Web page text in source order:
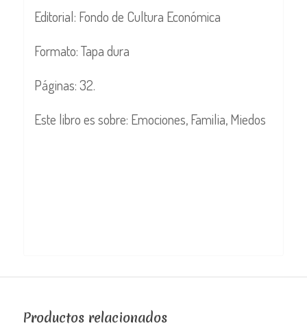
Editorial: Fondo de Cultura Económica
Formato: Tapa dura
Páginas: 32.
Este libro es sobre: Emociones, Familia, Miedos
Productos relacionados